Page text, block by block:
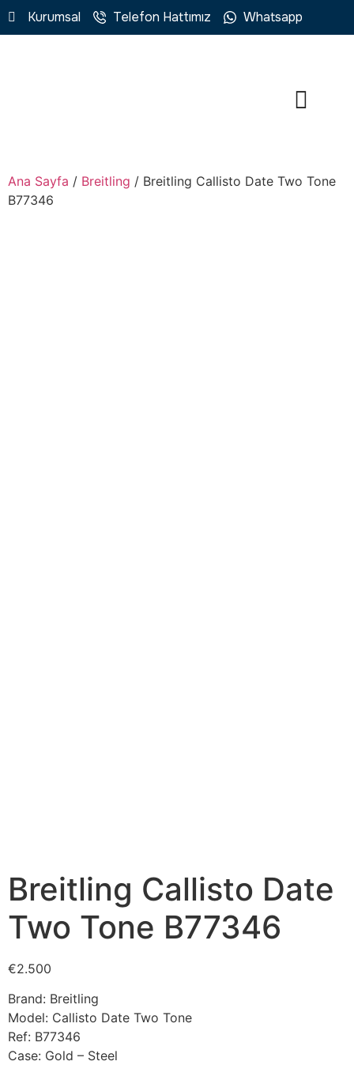
Kurumsal Telefon Hattımız Whatsapp
Ana Sayfa / Breitling / Breitling Callisto Date Two Tone
B77346
Breitling Callisto Date
Two Tone B77346
€2.500
Brand: Breitling
Model: Callisto Date Two Tone
Ref: B77346
Case: Gold – Steel